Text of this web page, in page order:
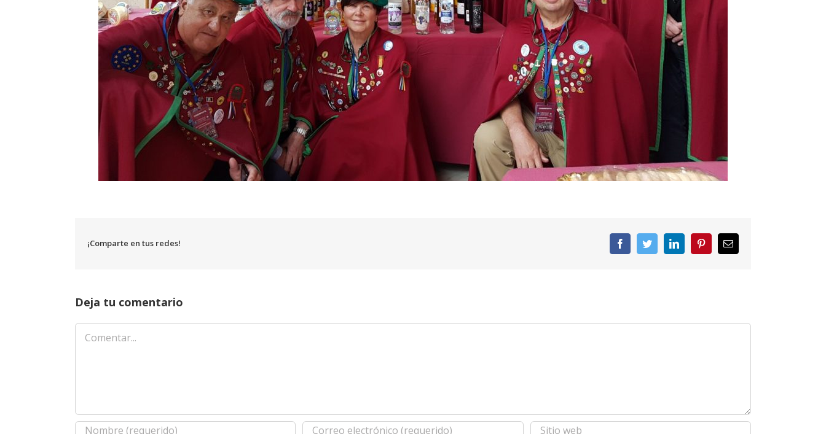
¡Comparte en tus redes! FacebookTwitterLinkedInPinterestCorreo
electrónico
Deja tu comentario
Comentar